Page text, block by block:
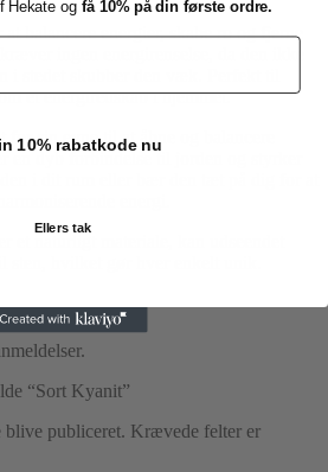
balancere energier, skabe ro og fjerne
ingen energirenselse, da den ikke
i stedet skubber den væk. Perfekt til
et energiredskab i hjemmet.
sin evne til at åbne og balancere
“Sort Kyanit”
blive publiceret. Krævede felter er
Hekate og få 10% på din første ordre.
10% rabatkode nu
Ellers tak